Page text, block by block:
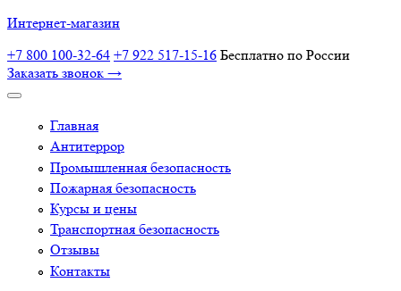
Интернет-магазин
+7 800 100-32-64 +7 922 517-15-16 Бесплатно по России
Заказать звонок →
Главная
Антитеррор
Промышленная безопасность
Пожарная безопасность
Курсы и цены
Транспортная безопасность
Отзывы
Контакты